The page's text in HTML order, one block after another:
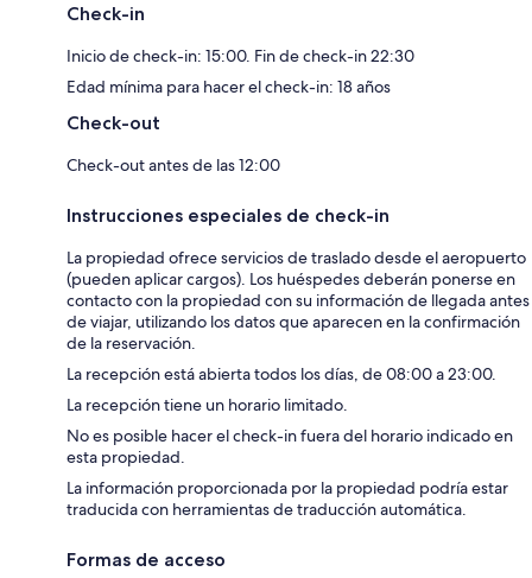
Check-in
Inicio de check-in: 15:00. Fin de check-in 22:30
Edad mínima para hacer el check-in: 18 años
Check-out
Check-out antes de las 12:00
Instrucciones especiales de check-in
La propiedad ofrece servicios de traslado desde el aeropuerto
(pueden aplicar cargos). Los huéspedes deberán ponerse en
contacto con la propiedad con su información de llegada antes
de viajar, utilizando los datos que aparecen en la confirmación
de la reservación.
La recepción está abierta todos los días, de 08:00 a 23:00.
La recepción tiene un horario limitado.
No es posible hacer el check-in fuera del horario indicado en
esta propiedad.
La información proporcionada por la propiedad podría estar
traducida con herramientas de traducción automática.
Formas de acceso